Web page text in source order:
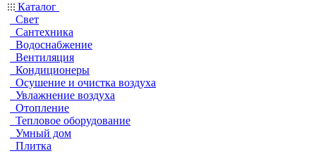
Каталог
Свет
Сантехника
Водоснабжение
Вентиляция
Кондиционеры
Осушение и очистка воздуха
Увлажнение воздуха
Отопление
Тепловое оборудование
Умный дом
Плитка